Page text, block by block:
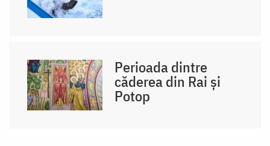
Perioada dintre
căderea din Rai şi
Potop